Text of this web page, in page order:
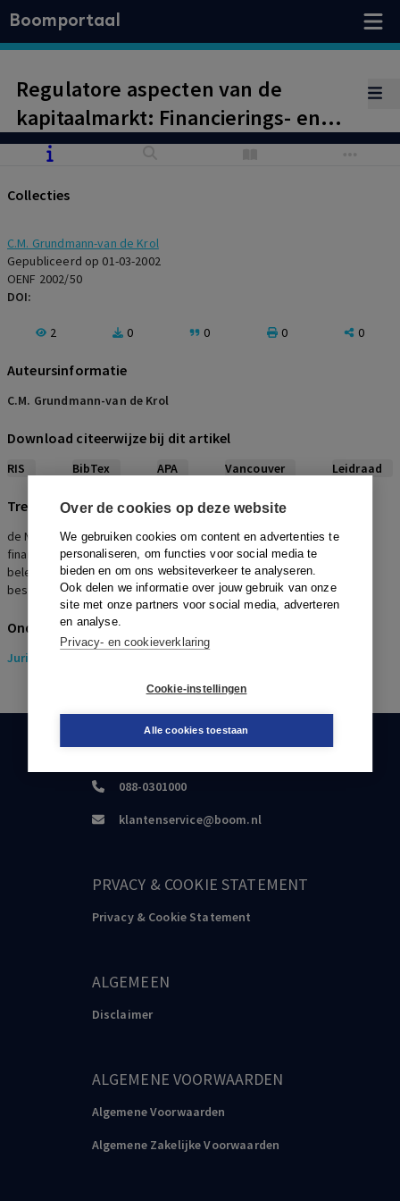
Over de cookies op deze website
We gebruiken cookies om content en advertenties te
personaliseren, om functies voor social media te
bieden en om ons websiteverkeer te analyseren.
Ook delen we informatie over jouw gebruik van onze
site met onze partners voor social media, adverteren
en analyse.
Privacy- en cookieverklaring
Cookie-instellingen
Alle cookies toestaan
Boomportaal
Regulatore aspecten van de
kapitaalmarkt: Financierings- en
participatiemaatschappijen en de
Collecties
C.M. Grundmann-van de Krol
Gepubliceerd op 01-03-2002
OENF 2002/50
DOI:
2 0 0 0 0
Auteursinformatie
C.M. Grundmann-van de Krol
Download citeerwijze bij dit artikel
RIS BibTex APA Vancouver Leidraad
Trefwoorden
de Nederlandsche bank n.v., aandeelhouder,
financieringsmaatschappij, participatiemaatschappij,
beleggingsmaatschappij, toezicht, voorwaarde, belegging,
bestuurder, opvorderbare gelden
Onderwerpen
Juridisch
KLANTENSERVICE
088-0301000
klantenservice@boom.nl
PRVACY & COOKIE STATEMENT
Privacy & Cookie Statement
ALGEMEEN
Disclaimer
ALGEMENE VOORWAARDEN
Algemene Voorwaarden
Algemene Zakelijke Voorwaarden